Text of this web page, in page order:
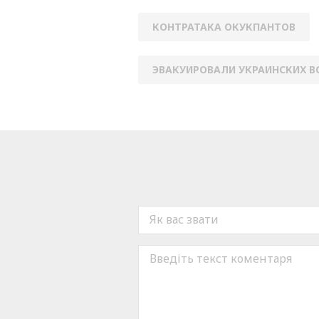
КОНТРАТАКА ОКУКПАНТОВ
ЭВАКУИРОВАЛИ УКРАИНСКИХ